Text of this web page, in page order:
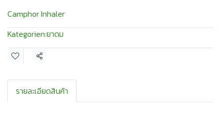
Camphor Inhaler
Kategorien:ยาดม
Teilen
รายละเอียดสินค้า